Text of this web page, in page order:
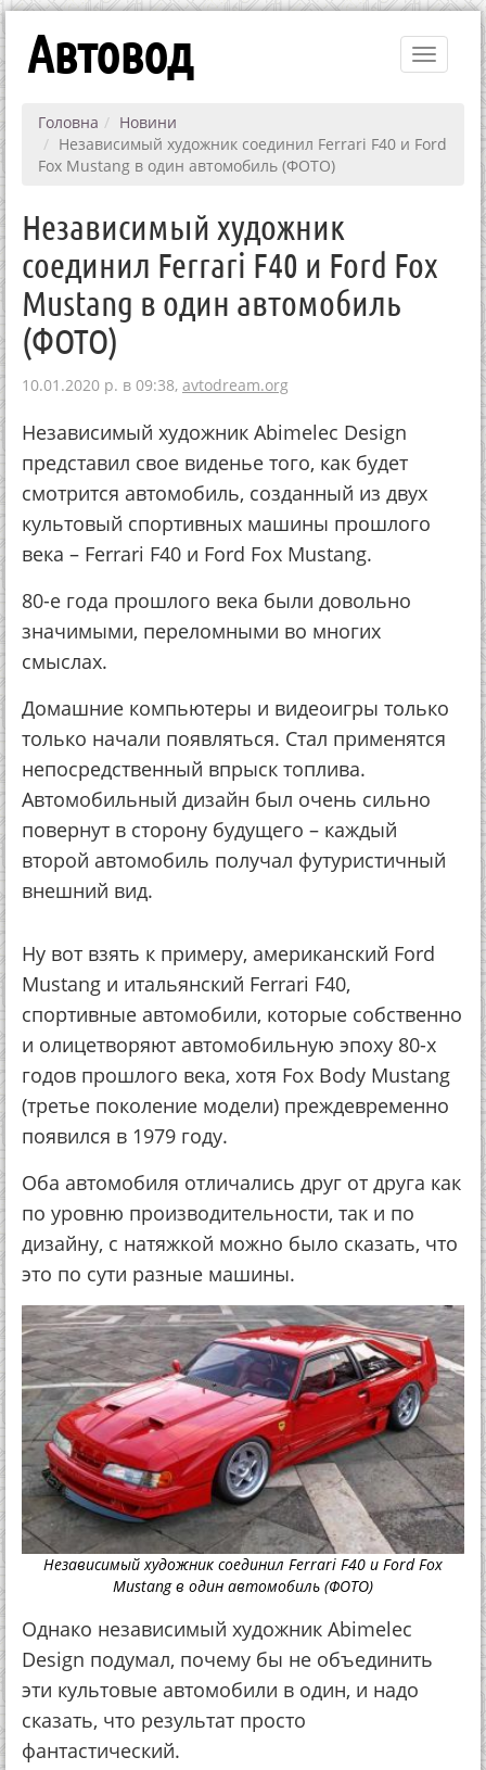
Toggle
Автовод
Головна
Новини
Независимый художник соединил Ferrari F40 и Ford
Fox Mustang в один автомобиль (ФОТО)
Независимый художник
соединил Ferrari F40 и Ford Fox
Mustang в один автомобиль
(ФОТО)
10.01.2020 р. в 09:38, avtodream.org
Независимый художник Abimelec Design
представил свое виденье того, как будет
смотрится автомобиль, созданный из двух
культовый спортивных машины прошлого
века – Ferrari F40 и Ford Fox Mustang.
80-е года прошлого века были довольно
значимыми, переломными во многих
смыслах.
Домашние компьютеры и видеоигры только
только начали появляться. Стал применятся
непосредственный впрыск топлива.
Автомобильный дизайн был очень сильно
повернут в сторону будущего – каждый
второй автомобиль получал футуристичный
внешний вид.
Ну вот взять к примеру, американский Ford
Mustang и итальянский Ferrari F40,
спортивные автомобили, которые собственно
и олицетворяют автомобильную эпоху 80-х
годов прошлого века, хотя Fox Body Mustang
(третье поколение модели) преждевременно
появился в 1979 году.
Оба автомобиля отличались друг от друга как
по уровню производительности, так и по
дизайну, с натяжкой можно было сказать, что
это по сути разные машины.
Независимый художник соединил Ferrari F40 и Ford Fox
Mustang в один автомобиль (ФОТО)
Однако независимый художник Abimelec
Design подумал, почему бы не объединить
эти культовые автомобили в один, и надо
сказать, что результат просто
фантастический.